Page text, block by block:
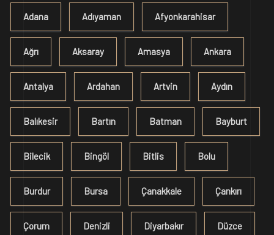
Adana Adıyaman Afyonkarahisar
Ağrı Aksaray Amasya Ankara
Antalya Ardahan Artvin Aydın
Balıkesir Bartın Batman Bayburt
Bilecik Bingöl Bitlis Bolu
Burdur Bursa Çanakkale Çankırı
Çorum Denizli Diyarbakır Düzce